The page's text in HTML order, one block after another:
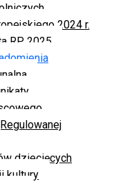
2024 r.
RP 2025
dziecięcych
kultury